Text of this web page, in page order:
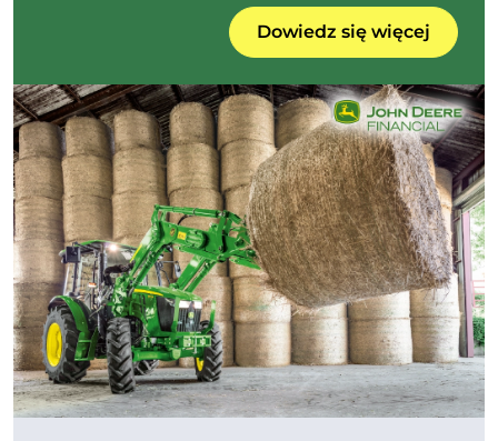
Dowiedz się więcej